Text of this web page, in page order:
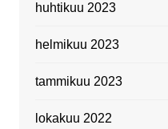
huhtikuu 2023
helmikuu 2023
tammikuu 2023
lokakuu 2022